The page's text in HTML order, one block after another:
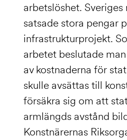
arbetslöshet. Sveriges
satsade stora pengar
infrastrukturprojekt.
arbetet beslutade
av kostnaderna för
skulle avsättas till
försäkra sig om att
armlängds avstånd
Konstnärernas